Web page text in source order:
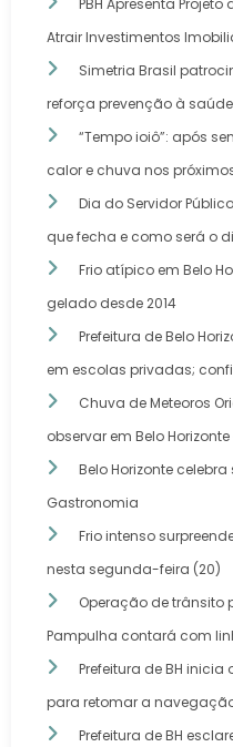
PBH Apresenta
Atrair Investimentos
Simetria Brasil
reforça prevenção à saúde
“Tempo ioiô”: após
calor e chuva nos
Dia do Servidor
que fecha e como será o
Frio atípico em Belo
gelado desde 2014
Prefeitura de Belo
em escolas privadas;
Chuva de Meteoros
observar em Belo
Belo Horizonte
Gastronomia
Frio intenso
nesta segunda-feira (20)
Operação de trânsito
Pampulha contará com
Prefeitura de BH
para retomar a
Prefeitura de BH